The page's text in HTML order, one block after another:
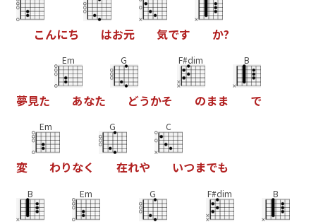
こんにち はお元 気です か?
夢見た
Em
あなた
G
どうかそ
F#dim
のまま
B
で
変
Em
わりなく
G
在れや
C
いつまでも
B Em G F#dim B